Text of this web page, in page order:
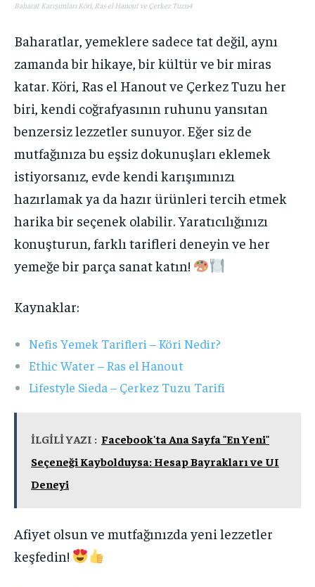
Baharat Karışımları Köri, Ras el Hanout ve Çerkez Tuzu4
Baharatlar, yemeklere sadece tat değil, aynı
zamanda bir hikaye, bir kültür ve bir miras
katar. Köri, Ras el Hanout ve Çerkez Tuzu her
biri, kendi coğrafyasının ruhunu yansıtan
benzersiz lezzetler sunuyor. Eğer siz de
mutfağınıza bu eşsiz dokunuşları eklemek
istiyorsanız, evde kendi karışımınızı
hazırlamak ya da hazır ürünleri tercih etmek
harika bir seçenek olabilir. Yaratıcılığınızı
konuşturun, farklı tarifleri deneyin ve her
yemeğe bir parça sanat katın!
Kaynaklar:
Nefis Yemek Tarifleri – Köri Nedir?
Ethic Water – Ras el Hanout
Lifestyle Sieda – Çerkez Tuzu Tarifi
İLGİLİ YAZI : Facebook'ta Ana Sayfa "En Yeni"
Seçeneği Kaybolduysa: Hesap Bayrakları ve UI
Deneyi
Afiyet olsun ve mutfağınızda yeni lezzetler
keşfedin!